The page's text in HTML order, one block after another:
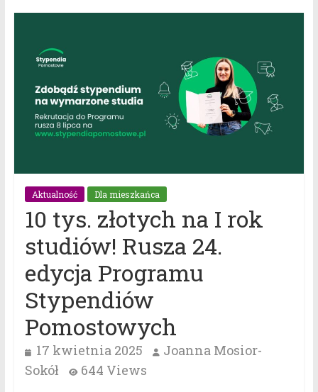
Aktualność Dla mieszkańca
10 tys. złotych na I rok
studiów! Rusza 24.
edycja Programu
Stypendiów
Pomostowych
17 kwietnia 2025
Joanna Mosior-
Sokół
644 Views